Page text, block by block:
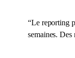
“Le reporting
semaines.